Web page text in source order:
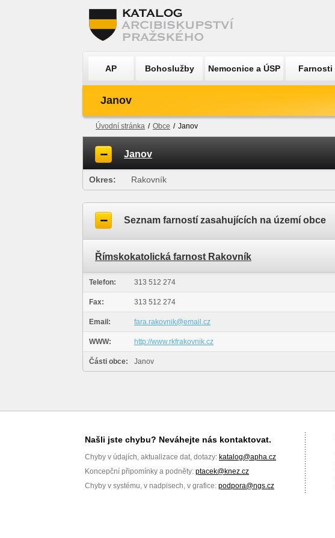
AP Bohoslužby Nemocnice a ÚSP Farnosti
Janov
Úvodní stránka / Obce / Janov
Janov
Okres: Rakovník
Seznam farností zasahujících na území obce
Římskokatolická farnost Rakovník
Telefon: 313 512 274
Fax: 313 512 274
Email: fara.rakovnik@email.cz
WWW: http://www.rkfrakovnik.cz
Části obce: Janov
Našli jste chybu? Neváhejte nás kontaktovat.
Chyby v údajích, aktualizace dat, dotazy: katalog@apha.cz
Koncepční připomínky a podněty: ptacek@knez.cz
Chyby v systému, v nadpisech, v grafice: podpora@ngs.cz